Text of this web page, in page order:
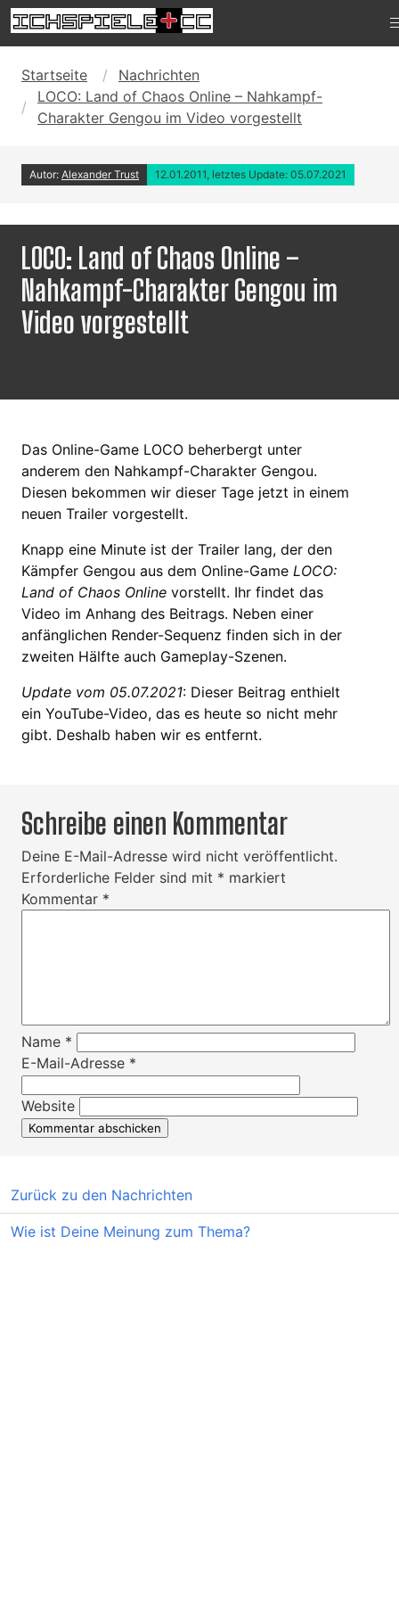
Startseite
Nachrichten
LOCO: Land of Chaos Online – Nahkampf-
Charakter Gengou im Video vorgestellt
Autor: Alexander Trust 12.01.2011, letztes Update: 05.07.2021
LOCO: Land of Chaos Online –
Nahkampf-Charakter Gengou im
Video vorgestellt
Das Online-Game LOCO beherbergt unter
anderem den Nahkampf-Charakter Gengou.
Diesen bekommen wir dieser Tage jetzt in einem
neuen Trailer vorgestellt.
Knapp eine Minute ist der Trailer lang, der den
Kämpfer Gengou aus dem Online-Game LOCO:
Land of Chaos Online vorstellt. Ihr findet das
Video im Anhang des Beitrags. Neben einer
anfänglichen Render-Sequenz finden sich in der
zweiten Hälfte auch Gameplay-Szenen.
Update vom 05.07.2021: Dieser Beitrag enthielt
ein YouTube-Video, das es heute so nicht mehr
gibt. Deshalb haben wir es entfernt.
Schreibe einen Kommentar
Deine E-Mail-Adresse wird nicht veröffentlicht.
Erforderliche Felder sind mit * markiert
Kommentar *
Name *
E-Mail-Adresse *
Website
Zurück zu den Nachrichten
Wie ist Deine Meinung zum Thema?